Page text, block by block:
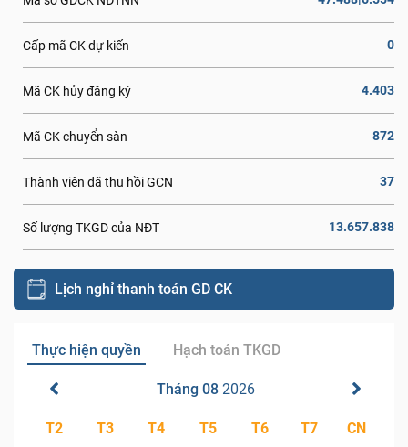
Cấp mã CK dự kiến 0
Mã CK hủy đăng ký 4.403
Mã CK chuyển sàn 872
Thành viên đã thu hồi GCN 37
Số lượng TKGD của NĐT 13.657.838
Lịch nghỉ thanh toán GD CK
Thực hiện quyền Hạch toán TKGD
Tháng 08 2026
T2 T3 T4 T5 T6 T7 CN